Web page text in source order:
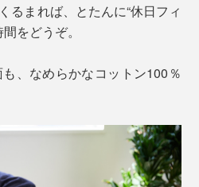
るまれば、とたんに“休日フィ
をどうぞ。
、なめらかなコットン100％